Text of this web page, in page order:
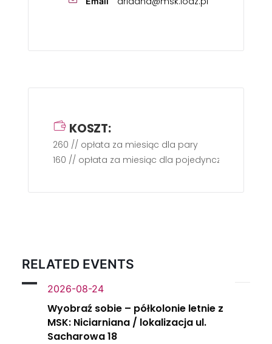
KOSZT:
260 // opłata za miesiąc dla pary
160 // opłata za miesiąc dla pojedynczej osoby
RELATED EVENTS
2026-08-24
Wyobraź sobie – półkolonie letnie z
MSK: Niciarniana / lokalizacja ul.
Sacharowa 18